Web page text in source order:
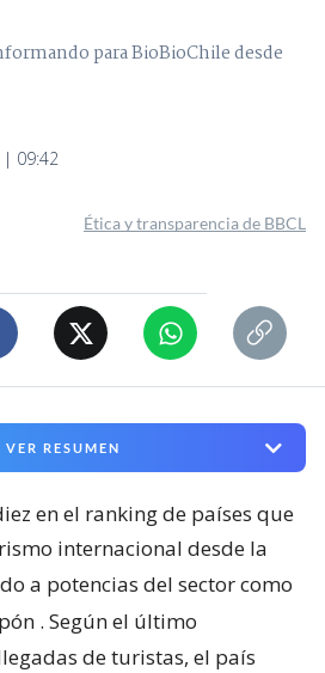
para BioBioChile desde
| 09:42
Ética y transparencia de BBCL
VER RESUMEN
en el ranking de países que
internacional desde la
a potencias del sector como
. Según el último
de turistas, el país